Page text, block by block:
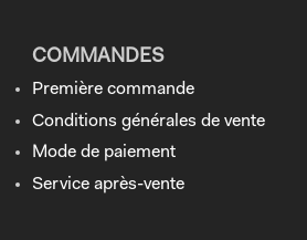
COMMANDES
Première commande
Conditions générales de vente
Mode de paiement
Service après-vente